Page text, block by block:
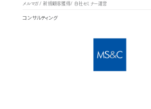
メルマガ 新規顧客獲得 自社セミナー運営
コンサルティング